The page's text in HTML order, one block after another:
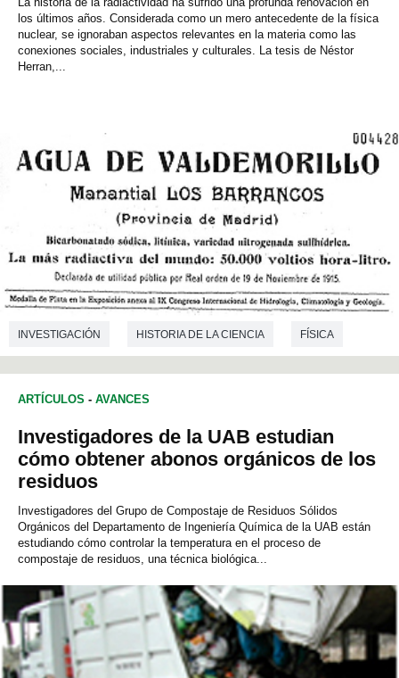
los últimos años. Considerada como un mero antecedente de la física
nuclear, se ignoraban aspectos relevantes en la materia como las
conexiones sociales, industriales y culturales. La tesis de Néstor
Herran,...
INVESTIGACIÓN HISTORIA DE LA CIENCIA FÍSICA
ARTÍCULOS - AVANCES
Investigadores de la UAB estudian
cómo obtener abonos orgánicos de los
residuos
Investigadores del Grupo de Compostaje de Residuos Sólidos
Orgánicos del Departamento de Ingeniería Química de la UAB están
estudiando cómo controlar la temperatura en el proceso de
compostaje de residuos, una técnica biológica...